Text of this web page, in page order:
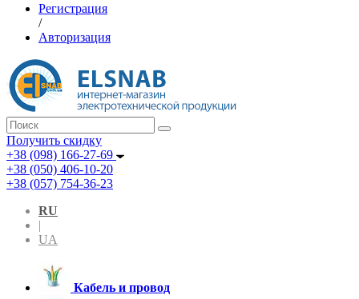
Регистрация
/
Авторизация
Получить скидку
+38 (098) 166-27-69
+38 (050) 406-10-20
+38 (057) 754-36-23
RU
|
UA
Кабель и провод